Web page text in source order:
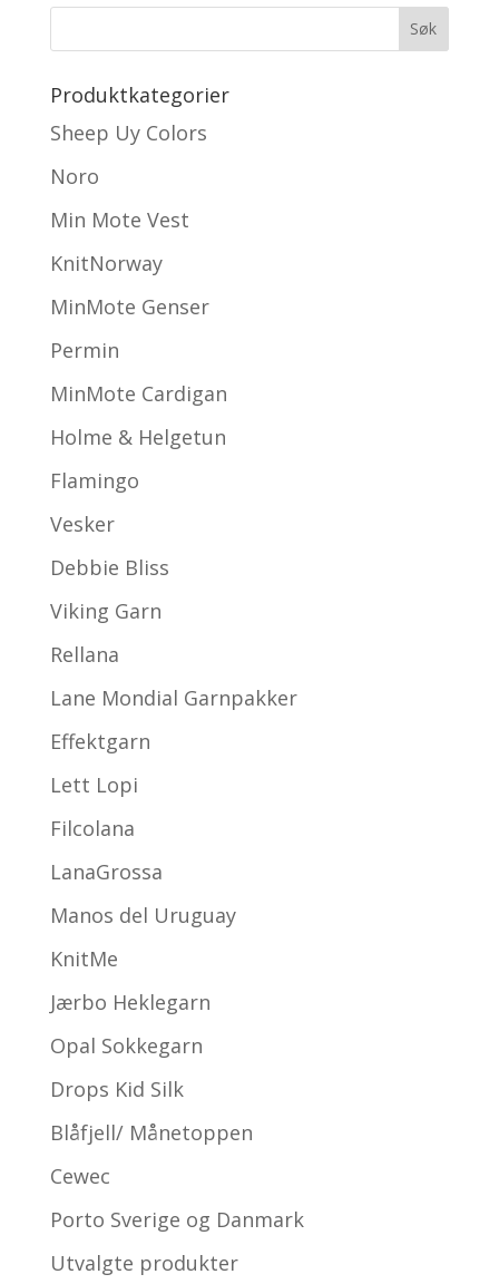
Produktkategorier
Sheep Uy Colors
Noro
Min Mote Vest
KnitNorway
MinMote Genser
Permin
MinMote Cardigan
Holme & Helgetun
Flamingo
Vesker
Debbie Bliss
Viking Garn
Rellana
Lane Mondial Garnpakker
Effektgarn
Lett Lopi
Filcolana
LanaGrossa
Manos del Uruguay
KnitMe
Jærbo Heklegarn
Opal Sokkegarn
Drops Kid Silk
Blåfjell/ Månetoppen
Cewec
Porto Sverige og Danmark
Utvalgte produkter